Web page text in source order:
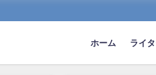
ホーム ライ